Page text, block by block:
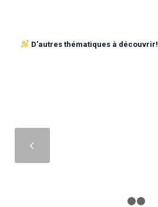
D’autres thématiques à découvrir!